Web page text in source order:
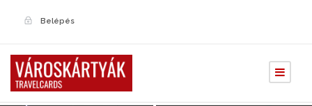
Belépés